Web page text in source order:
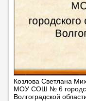
Козлова Светлана
МОУ СОШ № 6
Волгоградской